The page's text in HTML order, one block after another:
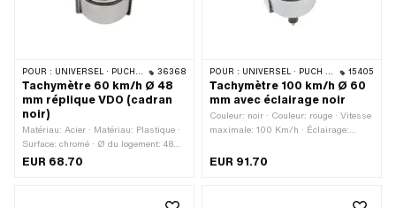
POUR : UNIVERSEL · PUCH · SACHS · PONY / CILO (BÊTA 521 & 512) · ZÜNDAPP BELMONDO · TOMOS 36368
Tachymètre 60 km/h Ø 48
mm réplique VDO (cadran
noir)
Matériau: Acier · Matériau: Plastique ·
Surface: chromé · Ø du logement: 48
mm · Vitesse maximale: 60 Km/h ·
Couleur: noir · Arbre de tachymètre à 4
EUR 68.70
POUR : UNIVERSEL · PUCH · SACHS · ZÜNDAPP BELMONDO · KREIDLER · ZÜNDAPP 15405
Tachymètre 100 km/h Ø 60
mm avec éclairage noir
Couleur: noir · Couleur: rouge · Vitesse
maximale: 100 Km/h · Éclairage:
signal Tacho: analogique · Type de
EUR 91.70